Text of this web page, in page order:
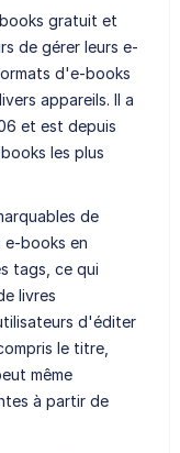
gratuit et
de gérer leurs e-
d'e-books
appareils. Il a
et est depuis
les plus
de
e-books en
tags, ce qui
livres
d'éditer
le titre,
même
à partir de